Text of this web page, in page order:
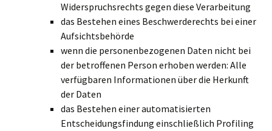
Widerspruchsrechts gegen diese Verarbeitung
das Bestehen eines Beschwerderechts bei einer
Aufsichtsbehörde
wenn die personenbezogenen Daten nicht bei
der betroffenen Person erhoben werden: Alle
verfügbaren Informationen über die Herkunft
der Daten
das Bestehen einer automatisierten
Entscheidungsfindung einschließlich Profiling